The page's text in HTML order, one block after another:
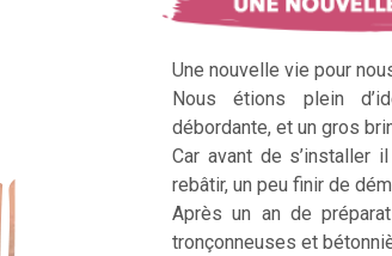
Une nouvelle vie pour
Nous étions plein
débordante, et un gros
Car avant de s’installer
rebâtir, un peu finir de
Après un an de
tronçonneuses et